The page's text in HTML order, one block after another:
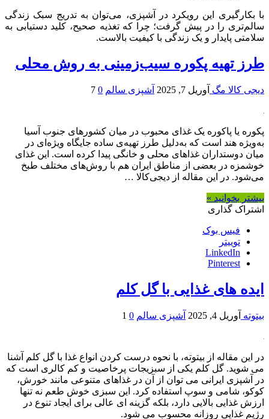
با بکارگیری این رویکرد در آشپزی، می‌توان به تدریج سبک زندگی
سالم‌تری را در پیش گرفت؛ چرا که تغذیه صحیح، کلید دستیابی به
سلامتی پایدار و یک زندگی با کیفیت بالاست.
طرز تهیه پکوره سیب‌زمینی به روش محلی
دیجی کالا مگ آوریل 7, 2025 آشپزی سالم 0
7
پکوره یا پاکوره یک غذای محبوب در میان کشورهای جنوب آسیا
به‌ویژه هند است که به‌دلیل طرز تهیه‌ی ساده جایگاه ویژه‌ای در
میان دوستداران غذاهای محلی و خانگی پیدا کرده است. این غذای
خوشمزه در بعضی از مناطق ایران هم با روش‌های مختلف طبخ
می‌شود. در این مقاله از دیجی‌کالا …
بیشتر بخوانید »
اشتراک گذاری
فیس بوک
توییتر
LinkedIn
Pinterest
ایده های غذایی با گل کلم
بیتوته آوریل 4, 2025 آشپزی سالم 0
1
در این مقاله از بیتوته، با نحوه درست کردن انواع غذا با گل کلم آشنا
می شوید. گل کلم یکی از سبزیجات پرخاصیت و کم کالری است که
در آشپزی ایرانی می توان از آن در غذاهای متنوعی مانند خورش،
کوکو، شامی و سوپ استفاده کرد. این سبزی خوش طعم نه تنها
ارزش غذایی بالایی دارد، بلکه گزینه ای عالی برای ایجاد تنوع در
رژیم غذایی روزانه محسوب می شود.